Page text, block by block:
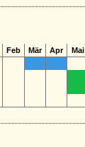
Feb Mär Apr Mai